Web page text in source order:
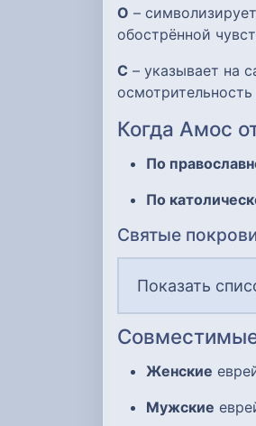
О –
обострённой
С – указывает на
Когда Амос
По
По
Святые
Показать
Женские
Мужские